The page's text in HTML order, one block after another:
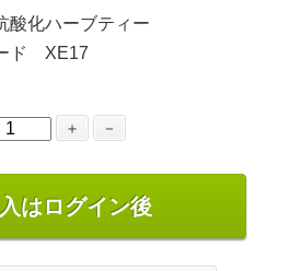
化ハーブティー
ド XE17
＋ －
はログイン後